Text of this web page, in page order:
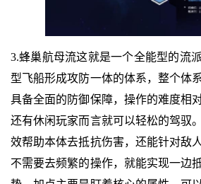
3.蜂巢航母流这就是一个全能型的流
型飞船形成攻防一体的体系，整个体
具备全面的防御保障，操作的难度相
还有休闲玩家而言就可以轻松的驾驭
效帮助本体去抵抗伤害，还能针对敌
不需要去频繁的操作，就能实现一边